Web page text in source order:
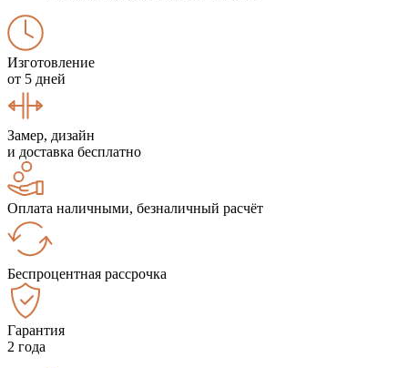
Изготовление
от 5 дней
Замер, дизайн
и доставка бесплатно
Оплата наличными, безналичный расчёт
Беспроцентная рассрочка
Гарантия
2 года